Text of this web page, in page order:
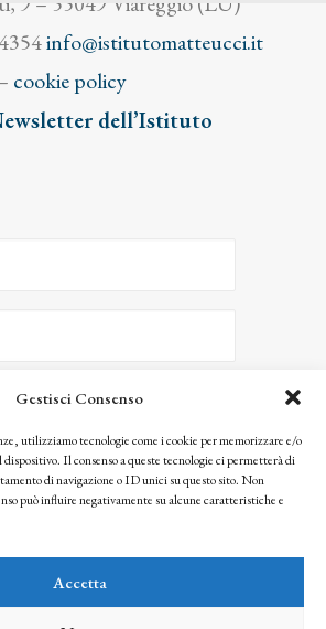
Gestisci Consenso
utilizziamo tecnologie come i cookie per memorizzare e/o
Il consenso a queste tecnologie ci permetterà di
di navigazione o ID unici su questo sito. Non
può influire negativamente su alcune caratteristiche e
Accetta
info@istitutomatteucci.it
cookie policy
dell’Istituto
ISCRIVITI
che le tue informazioni saranno trattate
right reserved
dei diritti e dell’Istituto Matteucci